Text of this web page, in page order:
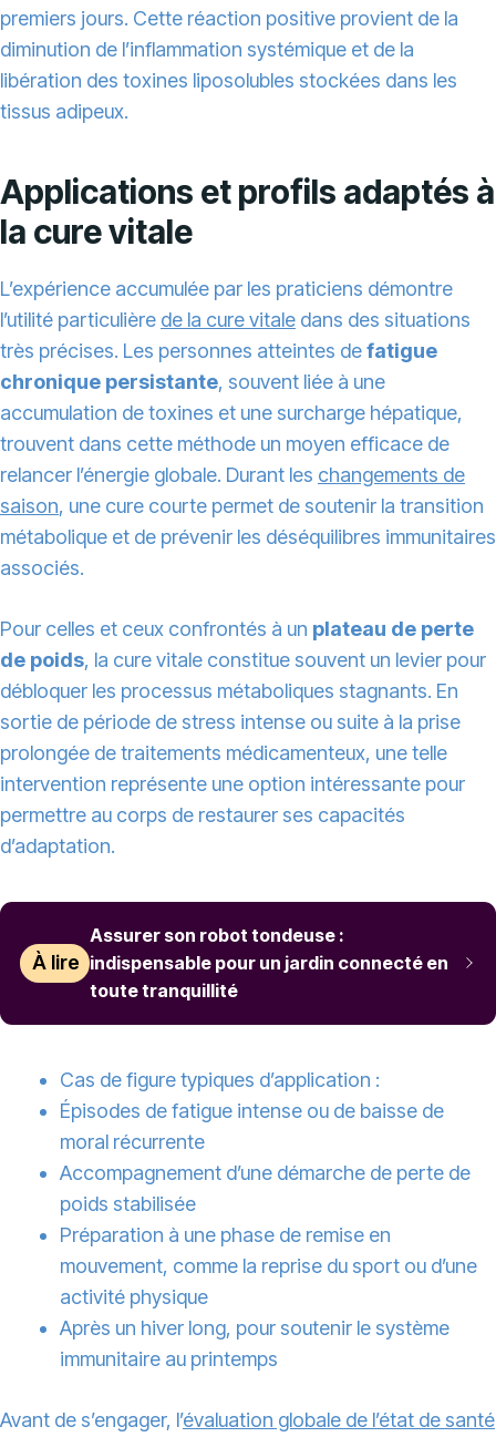
premiers jours. Cette réaction positive provient de la
diminution de l’inflammation systémique et de la
libération des toxines liposolubles stockées dans les
tissus adipeux.
Applications et profils adaptés à
la cure vitale
L’expérience accumulée par les praticiens démontre
l’utilité particulière de la cure vitale dans des situations
très précises. Les personnes atteintes defatigue
chronique persistante, souvent liée à une
accumulation de toxines et une surcharge hépatique,
trouvent dans cette méthode un moyen efficace de
relancer l’énergie globale. Durant les changements de
saison, une cure courte permet de soutenir la transition
métabolique et de prévenir les déséquilibres immunitaires
associés.
Pour celles et ceux confrontés à un plateau de perte
de poids, la cure vitale constitue souvent un levier pour
débloquer les processus métaboliques stagnants. En
sortie de période de stress intense ou suite à la prise
prolongée de traitements médicamenteux, une telle
intervention représente une option intéressante pour
permettre au corps de restaurer ses capacités
d’adaptation.
À lire
Assurer son robot tondeuse :
indispensable pour un jardin connecté en
toute tranquillité
Cas de figure typiques d’application :
Épisodes de fatigue intense ou de baisse de
moral récurrente
Accompagnement d’une démarche de perte de
poids stabilisée
Préparation à une phase de remise en
mouvement, comme la reprise du sport ou d’une
activité physique
Après un hiver long, pour soutenir le système
immunitaire au printemps
Avant de s’engager, l’évaluation globale de l’état de santé